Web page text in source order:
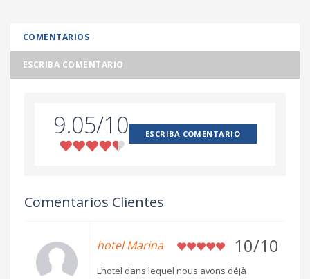
COMENTARIOS
ESCRIBA COMENTARIO
9.05/10 ESCRIBA COMENTARIO
Comentarios Clientes
hotel Marina 10/10
Lhotel dans lequel nous avons déjà